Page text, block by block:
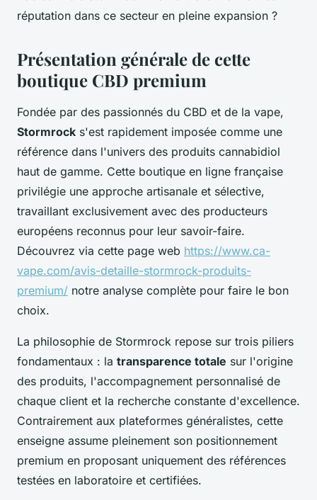
réputation dans ce secteur en pleine expansion ?
Présentation générale de cette
boutique CBD premium
Fondée par des passionnés du CBD et de la vape,
Stormrock s'est rapidement imposée comme une
référence dans l'univers des produits cannabidiol
haut de gamme. Cette boutique en ligne française
privilégie une approche artisanale et sélective,
travaillant exclusivement avec des producteurs
européens reconnus pour leur savoir-faire.
Découvrez via cette page web https://www.ca-
vape.com/avis-detaille-stormrock-produits-
premium/ notre analyse complète pour faire le bon
choix.
La philosophie de Stormrock repose sur trois piliers
fondamentaux : la transparence totale sur l'origine
des produits, l'accompagnement personnalisé de
chaque client et la recherche constante d'excellence.
Contrairement aux plateformes généralistes, cette
enseigne assume pleinement son positionnement
premium en proposant uniquement des références
testées en laboratoire et certifiées.